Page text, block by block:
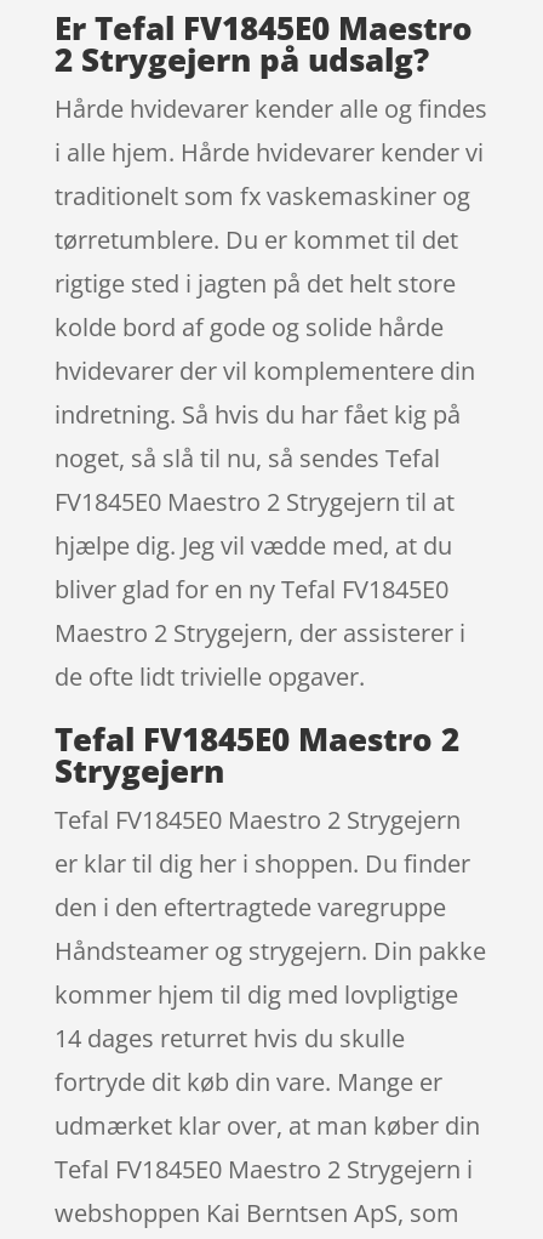
Er Tefal FV1845E0 Maestro
2 Strygejern på udsalg?
Hårde hvidevarer kender alle og findes
i alle hjem. Hårde hvidevarer kender vi
traditionelt som fx vaskemaskiner og
tørretumblere. Du er kommet til det
rigtige sted i jagten på det helt store
kolde bord af gode og solide hårde
hvidevarer der vil komplementere din
indretning. Så hvis du har fået kig på
noget, så slå til nu, så sendes Tefal
FV1845E0 Maestro 2 Strygejern til at
hjælpe dig. Jeg vil vædde med, at du
bliver glad for en ny Tefal FV1845E0
Maestro 2 Strygejern, der assisterer i
de ofte lidt trivielle opgaver.
Tefal FV1845E0 Maestro 2
Strygejern
Tefal FV1845E0 Maestro 2 Strygejern
er klar til dig her i shoppen. Du finder
den i den eftertragtede varegruppe
Håndsteamer og strygejern. Din pakke
kommer hjem til dig med lovpligtige
14 dages returret hvis du skulle
fortryde dit køb din vare. Mange er
udmærket klar over, at man køber din
Tefal FV1845E0 Maestro 2 Strygejern i
webshoppen Kai Berntsen ApS, som